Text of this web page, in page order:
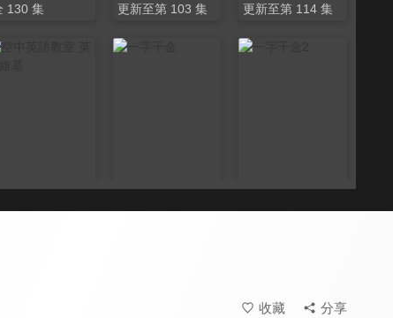
130 集 更新至第 103 集 更新至第 114 集
收藏 分享